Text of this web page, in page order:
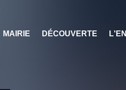
MAIRIE DÉCOUVERTE